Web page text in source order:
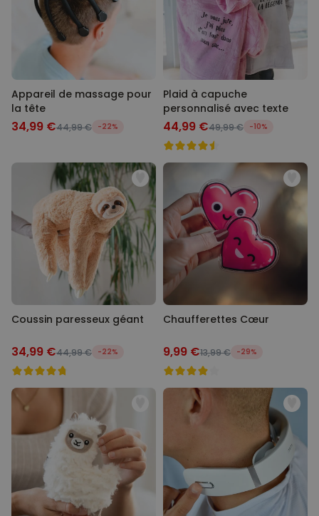
Appareil de massage pour
la tête
34,99 €44,99 € -22%
Plaid à capuche
personnalisé avec texte
44,99 €49,99 € -10%
Coussin paresseux géant
34,99 €44,99 € -22%
Chaufferettes Cœur
9,99 €13,99 € -29%